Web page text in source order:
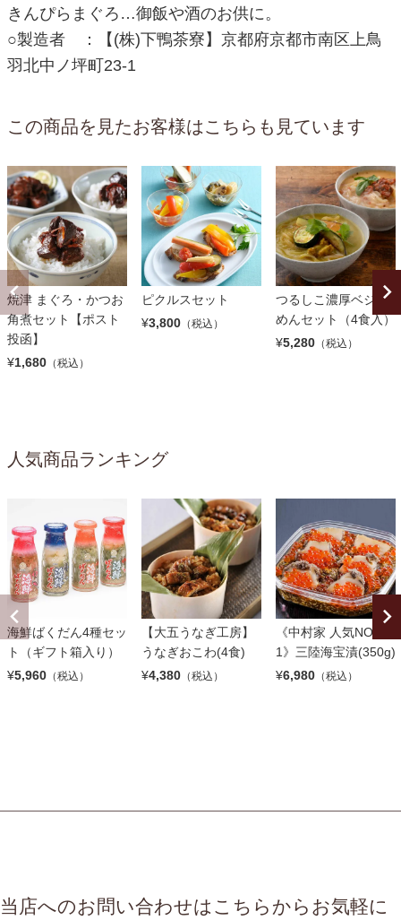
きんぴらまぐろ…御飯や酒のお供に。
○製造者 ：【(株)下鴨茶寮】京都府京都市南区上鳥
羽北中ノ坪町23-1
この商品を見たお客様はこちらも見ています
焼津 まぐろ・かつお
角煮セット【ポスト
投函】
¥1,680 （税込）
ピクルスセット
¥3,800 （税込）
つるしこ濃厚ベジ温
めんセット（4食入）
¥5,280 （税込）
人気商品ランキング
海鮮ばくだん4種セッ
ト（ギフト箱入り）
¥5,960 （税込）
【大五うなぎ工房】
うなぎおこわ(4食)
¥4,380 （税込）
《中村家 人気NO.
1》三陸海宝漬(350g)
¥6,980 （税込）
当店へのお問い合わせはこちらからお気軽に